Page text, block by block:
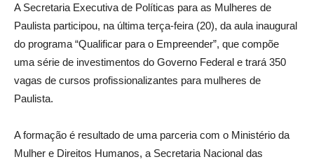
A Secretaria Executiva de Políticas para as Mulheres de
Paulista participou, na última terça-feira (20), da aula inaugural
do programa “Qualificar para o Empreender”, que compõe
uma série de investimentos do Governo Federal e trará 350
vagas de cursos profissionalizantes para mulheres de
Paulista.
A formação é resultado de uma parceria com o Ministério da
Mulher e Direitos Humanos, a Secretaria Nacional das